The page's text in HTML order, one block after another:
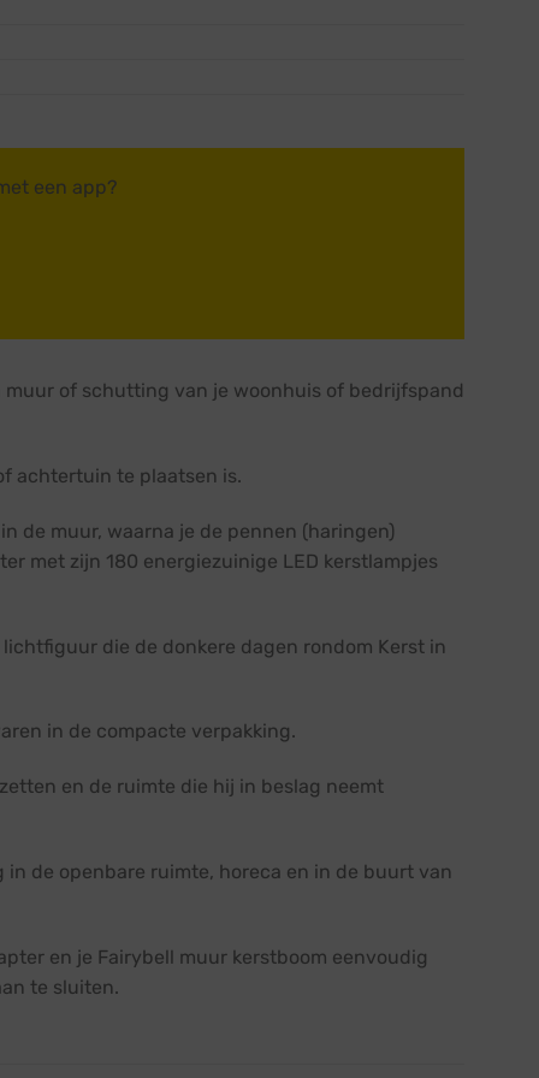
een app?
muur of schutting van je woonhuis of bedrijfspand
achtertuin te plaatsen is.
de muur, waarna je de pennen (haringen)
met zijn 180 energiezuinige LED kerstlampjes
die de donkere dagen rondom Kerst in
in de compacte verpakking.
en de ruimte die hij in beslag neemt
in de openbare ruimte, horeca en in de buurt van
en je Fairybell muur kerstboom eenvoudig
te sluiten.